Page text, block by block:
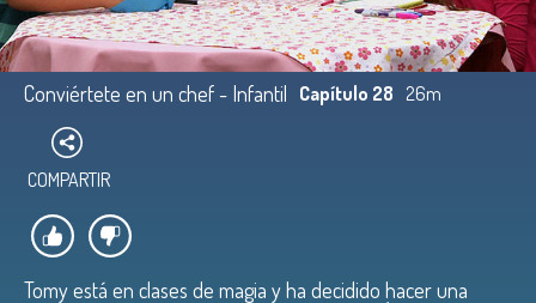
Conviértete en un chef - Infantil Capítulo 28 26m
COMPARTIR
Tomy está en clases de magia y ha decidido hacer una